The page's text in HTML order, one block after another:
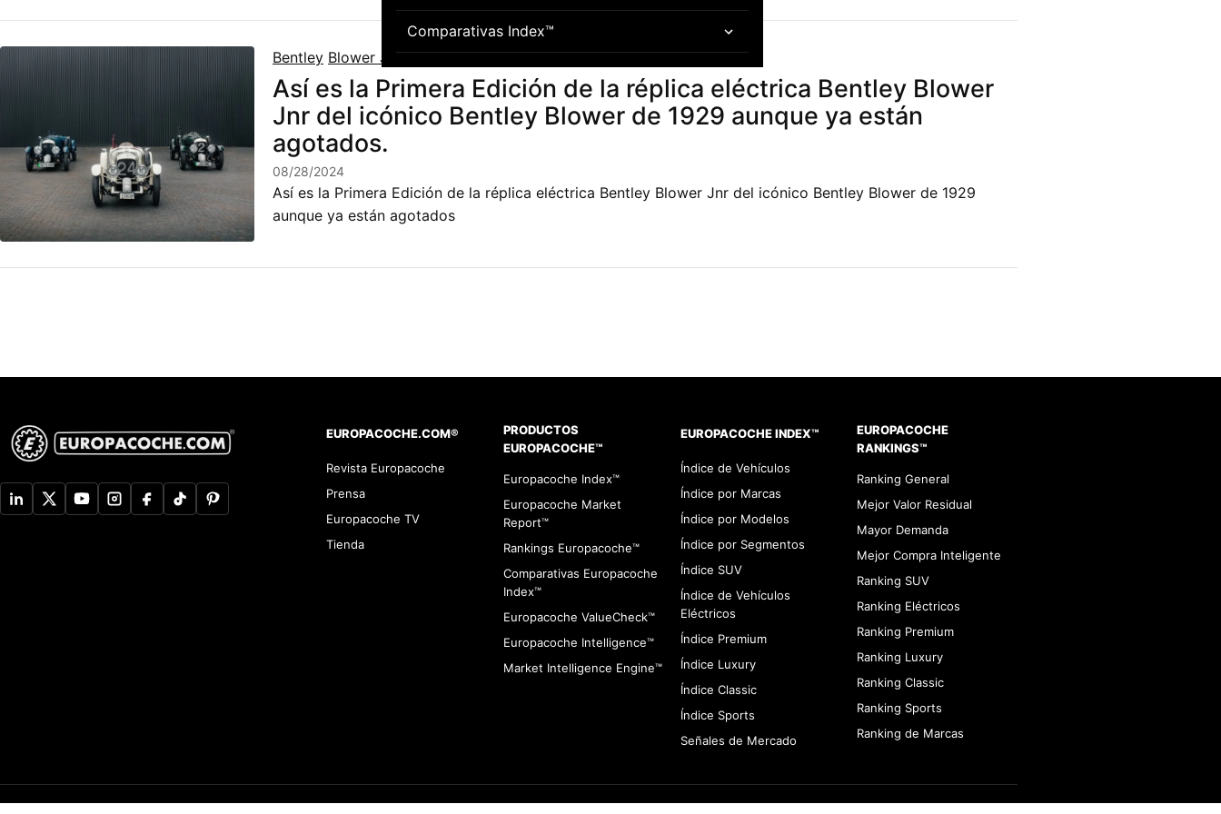
Comparativas Index™
Bentley Blower Jnr Coches Clásicos
Así es la Primera Edición de la réplica eléctrica Bentley Blower
Jnr del icónico Bentley Blower de 1929 aunque ya están
agotados.
08/28/2024
Así es la Primera Edición de la réplica eléctrica Bentley Blower Jnr del icónico Bentley Blower de 1929
aunque ya están agotados
EUROPACOCHE.COM®
Revista Europacoche
Prensa
Europacoche TV
Tienda
PRODUCTOS
EUROPACOCHE™
Europacoche Index™
Europacoche Market
Report™
Rankings Europacoche™
Comparativas Europacoche
Index™
Europacoche ValueCheck™
Europacoche Intelligence™
Market Intelligence Engine™
EUROPACOCHE INDEX™
Índice de Vehículos
Índice por Marcas
Índice por Modelos
Índice por Segmentos
Índice SUV
Índice de Vehículos
Eléctricos
Índice Premium
Índice Luxury
Índice Classic
Índice Sports
Señales de Mercado
EUROPACOCHE
RANKINGS™
Ranking General
Mejor Valor Residual
Mayor Demanda
Mejor Compra Inteligente
Ranking SUV
Ranking Eléctricos
Ranking Premium
Ranking Luxury
Ranking Classic
Ranking Sports
Ranking de Marcas